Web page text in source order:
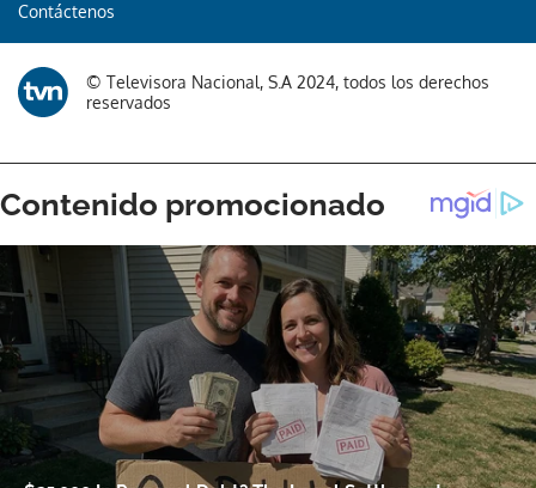
Contáctenos
© Televisora Nacional, S.A 2024, todos los derechos
reservados